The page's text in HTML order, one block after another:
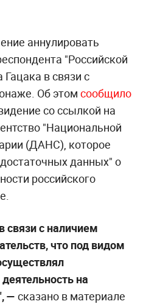
аннулировать
"Российской
в связи с
Об этом сообщило
со ссылкой на
"Национальной
(ДАНС), которое
данных" о
российского
связи с наличием
что под видом
на
— сказано в материале